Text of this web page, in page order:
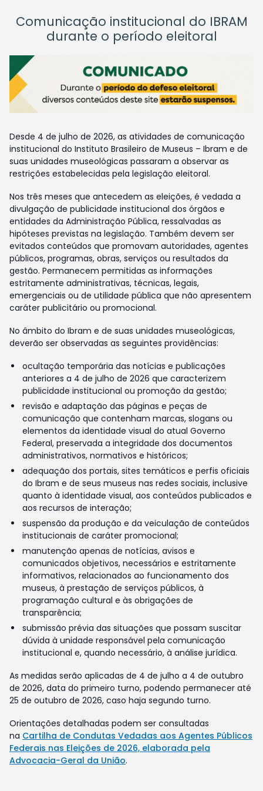
Comunicação institucional do IBRAM
durante o período eleitoral
Desde 4 de julho de 2026, as atividades de comunicação
institucional do Instituto Brasileiro de Museus – Ibram e de
suas unidades museológicas passaram a observar as
restrições estabelecidas pela legislação eleitoral.
Nos três meses que antecedem as eleições, é vedada a
divulgação de publicidade institucional dos órgãos e
entidades da Administração Pública, ressalvadas as
hipóteses previstas na legislação. Também devem ser
evitados conteúdos que promovam autoridades, agentes
públicos, programas, obras, serviços ou resultados da
gestão. Permanecem permitidas as informações
estritamente administrativas, técnicas, legais,
emergenciais ou de utilidade pública que não apresentem
caráter publicitário ou promocional.
No âmbito do Ibram e de suas unidades museológicas,
deverão ser observadas as seguintes providências:
ocultação temporária das notícias e publicações
anteriores a 4 de julho de 2026 que caracterizem
publicidade institucional ou promoção da gestão;
revisão e adaptação das páginas e peças de
comunicação que contenham marcas, slogans ou
elementos da identidade visual do atual Governo
Federal, preservada a integridade dos documentos
administrativos, normativos e históricos;
adequação dos portais, sites temáticos e perfis oficiais
do Ibram e de seus museus nas redes sociais, inclusive
quanto à identidade visual, aos conteúdos publicados e
aos recursos de interação;
suspensão da produção e da veiculação de conteúdos
institucionais de caráter promocional;
manutenção apenas de notícias, avisos e
comunicados objetivos, necessários e estritamente
informativos, relacionados ao funcionamento dos
museus, à prestação de serviços públicos, à
programação cultural e às obrigações de
transparência;
submissão prévia das situações que possam suscitar
dúvida à unidade responsável pela comunicação
institucional e, quando necessário, à análise jurídica.
As medidas serão aplicadas de 4 de julho a 4 de outubro
de 2026, data do primeiro turno, podendo permanecer até
25 de outubro de 2026, caso haja segundo turno.
Orientações detalhadas podem ser consultadas
na Cartilha de Condutas Vedadas aos Agentes Públicos
Federais nas Eleições de 2026, elaborada pela
Advocacia-Geral da União.